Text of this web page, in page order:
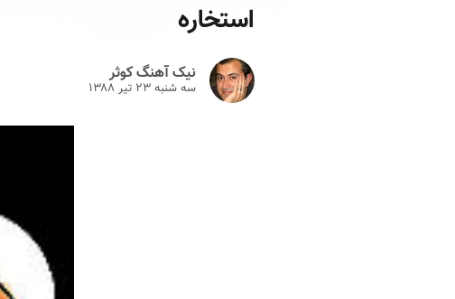
استخاره
نیک آهنگ کوثر
سه شنبه ۲۳ تير ۱۳۸۸